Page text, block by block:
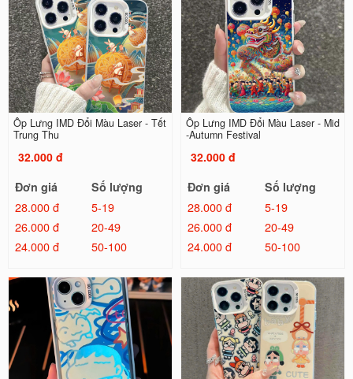
Ốp Lưng IMD Đổi Màu Laser - Tết
Trung Thu
32.000 đ
Đơn giá
Số lượng
28.000 đ
5-19
26.000 đ
20-49
24.000 đ
50-100
Ốp Lưng IMD Đổi Màu Laser - Mid
-Autumn Festival
32.000 đ
Đơn giá
Số lượng
28.000 đ
5-19
26.000 đ
20-49
24.000 đ
50-100